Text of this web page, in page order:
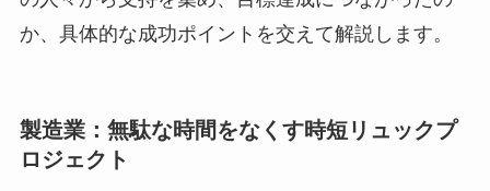
か、具体的な成功ポイントを交えて解説します。
製造業：無駄な時間をなくす時短リュックプ
ロジェクト